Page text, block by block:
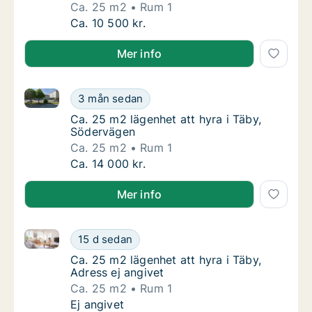
Ca. 25 m2
Rum 1
Ca. 25 m2 lägenhet att hyra i Täby,
Ca. 10 500 kr.
Mer info
Ca. 25 m2 lägenhet att hyra i Täby,
3 mån sedan
Ca. 25 m2 lägenhet att hyra i Täby, Södervägen
Ca. 25 m2 lägenhet att hyra i Täby,
Ca. 25 m2 lägenhet att hyra i Täby,
Södervägen
Ca. 25 m2
Rum 1
Ca. 25 m2 lägenhet att hyra i Täby,
Ca. 14 000 kr.
Mer info
Ca. 25 m2 lägenhet att hyra i Täby, Adress
15 d sedan
Ca. 25 m2 lägenhet att hyra i Täby, Adress ej angivet
Ca. 25 m2 lägenhet att hyra i Täby, Adress
Ca. 25 m2 lägenhet att hyra i Täby,
Adress ej angivet
Ca. 25 m2
Rum 1
Ca. 25 m2 lägenhet att hyra i Täby, Adress
Ej angivet